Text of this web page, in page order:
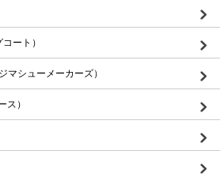
ート）
マシューメーカーズ）
ス）